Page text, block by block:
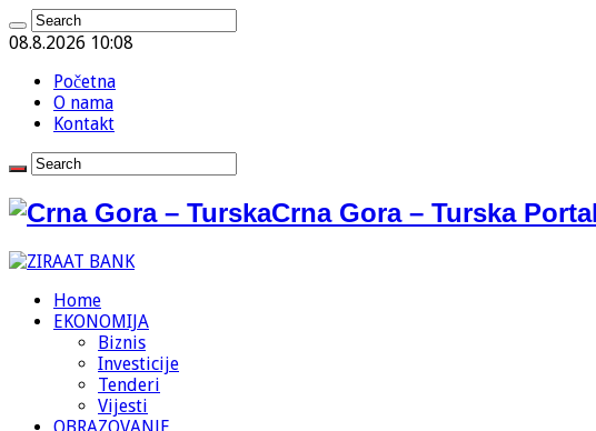
08.8.2026 10:08
Početna
O nama
Kontakt
Crna Gora – Turska
Home
EKONOMIJA
Biznis
Investicije
Tenderi
Vijesti